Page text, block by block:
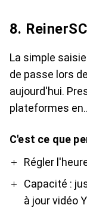
8.
La simple
de passe lors
aujourd'hui.
plateformes en
C'est ce que
ProRégler
Capacité :
à jour vidéo